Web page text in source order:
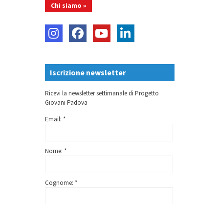
Chi siamo »
Iscrizione newsletter
Ricevi la newsletter settimanale di Progetto
Giovani Padova
Email: *
Nome: *
Cognome: *